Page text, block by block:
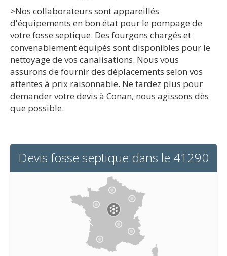
>Nos collaborateurs sont appareillés
d'équipements en bon état pour le pompage de
votre fosse septique. Des fourgons chargés et
convenablement équipés sont disponibles pour le
nettoyage de vos canalisations. Nous vous
assurons de fournir des déplacements selon vos
attentes à prix raisonnable. Ne tardez plus pour
demander votre devis à Conan, nous agissons dès
que possible.
Devis fosse septique dans le 41290